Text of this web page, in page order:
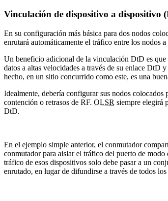
Vinculación de dispositivo a dispositivo
En su configuración más básica para dos nodos
enrutará automáticamente el tráfico entre los nodos
Un beneficio adicional de la vinculación DtD es que
datos a altas velocidades a través de su enlace
hecho, en un sitio concurrido como este, es una
Idealmente, debería configurar sus nodos colocados
contención o retrasos de RF. OLSR siempre elegirá
DtD.
En el ejemplo simple anterior, el conmutador
conmutador para aislar el tráfico del puerto de
tráfico de esos dispositivos solo debe pasar a un
enrutado, en lugar de difundirse a través de todos los